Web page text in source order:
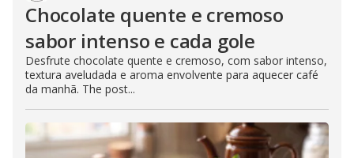
Chocolate quente e cremoso
sabor intenso e cada gole
Desfrute chocolate quente e cremoso, com sabor intenso,
textura aveludada e aroma envolvente para aquecer café
da manhã. The post...